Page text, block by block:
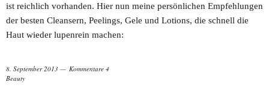
ist reichlich vorhanden. Hier nun meine persönlichen Empfehlungen
der besten Cleansern, Peelings, Gele und Lotions, die schnell die
Haut wieder lupenrein machen:
8. September 2013
Kommentare 4
Beauty